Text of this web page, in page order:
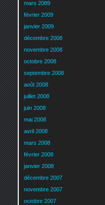
mars 2009
février 2009
janvier 2009
décembre 2008
novembre 2008
octobre 2008
septembre 2008
août 2008
juillet 2008
juin 2008
mai 2008
avril 2008
mars 2008
février 2008
janvier 2008
décembre 2007
novembre 2007
octobre 2007